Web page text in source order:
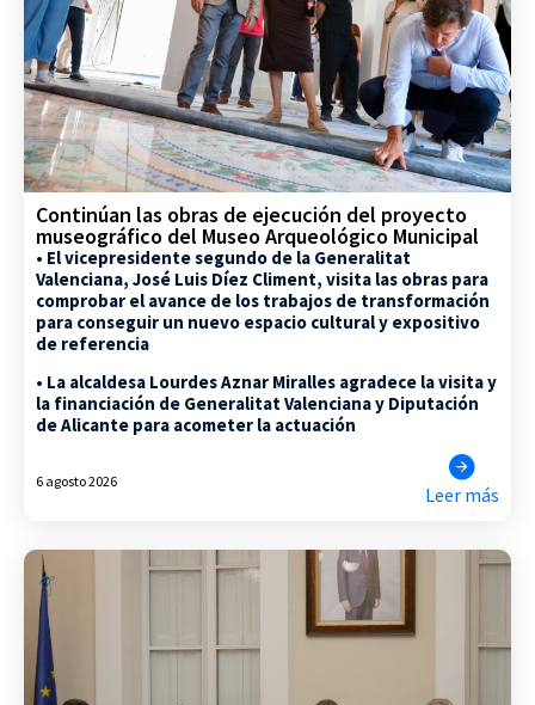
Continúan las obras de ejecución del proyecto
museográfico del Museo Arqueológico Municipal
• El vicepresidente segundo de la Generalitat
Valenciana, José Luis Díez Climent, visita las obras para
comprobar el avance de los trabajos de transformación
para conseguir un nuevo espacio cultural y expositivo
de referencia
• La alcaldesa Lourdes Aznar Miralles agradece la visita y
la financiación de Generalitat Valenciana y Diputación
de Alicante para acometer la actuación
6 agosto 2026
Leer más